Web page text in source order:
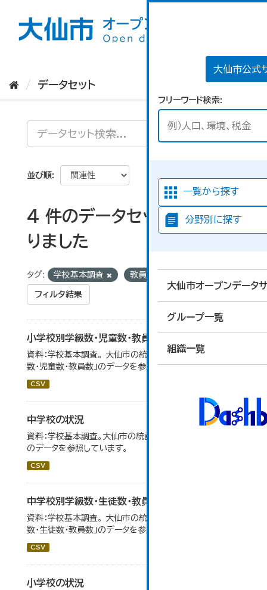
大仙市公式
フリーワード検索
一覧から探す
分野別に探す
大仙市オープンデータ
グループ一覧
組織一覧
データセット
並び順
4 件のデータセットが見つか
りました
タグ: 学校基本調査 教員数
フィルタ結果
小学校別学級数・児童数・教員数
資料：学校基本調査。 大仙市の統計「14-4 小学校別学級
数・児童数・教員数」のデータを参照しています。
CSV
中学校の状況
資料：学校基本調査。大仙市の統計「14-5 中学校の状況」
のデータを参照しています。
CSV
中学校別学級数・生徒数・教員数
資料：学校基本調査。 大仙市の統計「14-6 中学校別学級
数・生徒数・教員数」のデータを参照しています。
CSV
小学校の状況